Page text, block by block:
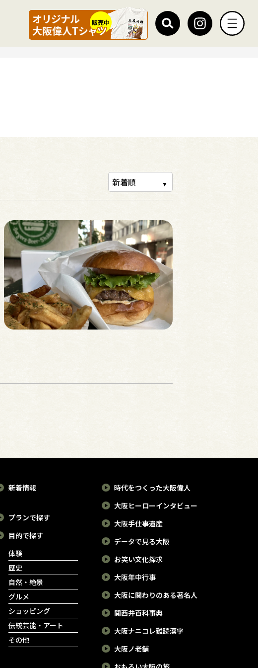
新着情報
プランで探す
目的で探す
体験
歴史
自然・絶景
グルメ
ショッピング
伝統芸能・アート
その他
時代をつくった大阪偉人
大阪ヒーローインタビュー
大阪手仕事遺産
データで見る大阪
お笑い文化探求
大阪年中行事
大阪に関わりのある著名人
関西弁百科事典
大阪ナニコレ難読漢字
大阪ノ老舗